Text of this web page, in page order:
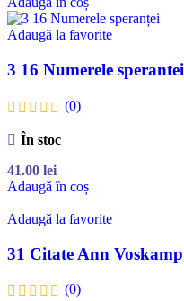
Adaugă la favorite
3 16 Numerele sperantei
(0)
În stoc
41.00 lei
Adaugă în coș
Adaugă la favorite
31 Citate Ann Voskamp
(0)